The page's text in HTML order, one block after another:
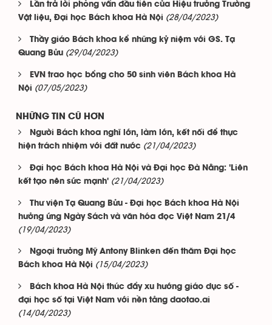
Lần trả lời phỏng vấn đầu tiên của Hiệu trưởng Trường
Vật liệu, Đại học Bách khoa Hà Nội (28/04/2023)
Thầy giáo Bách khoa kể những kỷ niệm với GS. Tạ
Quang Bửu (29/04/2023)
EVN trao học bổng cho 50 sinh viên Bách khoa Hà
Nội (07/05/2023)
NHỮNG TIN CŨ HƠN
Người Bách khoa nghĩ lớn, làm lớn, kết nối để thực
hiện trách nhiệm với đất nước (21/04/2023)
Đại học Bách khoa Hà Nội và Đại học Đà Nẵng: 'Liên
kết tạo nên sức mạnh' (21/04/2023)
Thư viện Tạ Quang Bửu - Đại học Bách khoa Hà Nội
hưởng ứng Ngày Sách và văn hóa đọc Việt Nam 21/4
(19/04/2023)
Ngoại trưởng Mỹ Antony Blinken đến thăm Đại học
Bách khoa Hà Nội (15/04/2023)
Bách khoa Hà Nội thúc đẩy xu hướng giáo dục số -
đại học số tại Việt Nam với nền tảng daotao.ai
(14/04/2023)